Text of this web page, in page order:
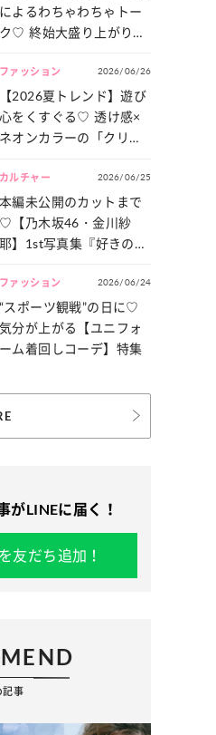
によるわちゃわちゃトー
ク♡ 終始大盛り上がりだ
一気見せ！
ファッション 2026/06/26
【2026夏トレンド】遊び
心をくすぐる♡ 透け感×
ネオンカラーの「クリア
カルチャー 2026/06/25
本編未公開のカットまで
♡【乃木坂46・金川紗
耶】1st写真集『好きのグ
たっぷりとお届け！
ファッション 2026/06/24
“スポーツ観戦”の日に♡
気分が上がる【ユニフォ
ーム着回しコーデ】特集
がLINEに届く！
友だち追加！
記事